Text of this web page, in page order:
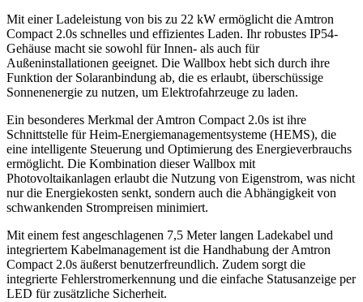
Mit einer Ladeleistung von bis zu 22 kW ermöglicht die Amtron
Compact 2.0s schnelles und effizientes Laden. Ihr robustes IP54-
Gehäuse macht sie sowohl für Innen- als auch für
Außeninstallationen geeignet. Die Wallbox hebt sich durch ihre
Funktion der Solaranbindung ab, die es erlaubt, überschüssige
Sonnenenergie zu nutzen, um Elektrofahrzeuge zu laden.
Ein besonderes Merkmal der Amtron Compact 2.0s ist ihre
Schnittstelle für Heim-Energiemanagementsysteme (HEMS), die
eine intelligente Steuerung und Optimierung des Energieverbrauchs
ermöglicht. Die Kombination dieser Wallbox mit
Photovoltaikanlagen erlaubt die Nutzung von Eigenstrom, was nicht
nur die Energiekosten senkt, sondern auch die Abhängigkeit von
schwankenden Strompreisen minimiert.
Mit einem fest angeschlagenen 7,5 Meter langen Ladekabel und
integriertem Kabelmanagement ist die Handhabung der Amtron
Compact 2.0s äußerst benutzerfreundlich. Zudem sorgt die
integrierte Fehlerstromerkennung und die einfache Statusanzeige per
LED für zusätzliche Sicherheit.